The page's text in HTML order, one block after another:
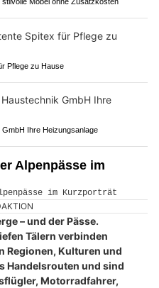
Pflege zu Hause
Ihre Heizungsanlage
Alpenpässe im
– und der Pässe.
Tälern verbinden
Regionen, Kulturen und
Handelsrouten und sind
Motorradfahrer,